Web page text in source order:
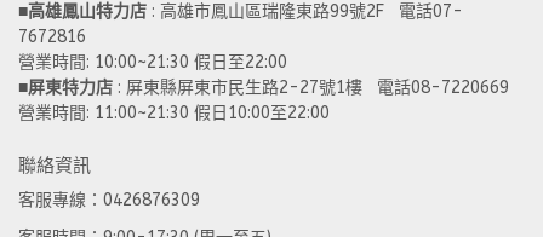
■高雄鳳山特力店 : 高雄市鳳山區瑞隆東路99號2F   電話07-
7672816
營業時間: 10:00~21:30 假日至22:00
■屏東特力店 : 屏東縣屏東市民生路2-27號1樓   電話08-7220669
營業時間: 11:00~21:30 假日10:00至22:00
聯絡資訊
客服專線：0426876309